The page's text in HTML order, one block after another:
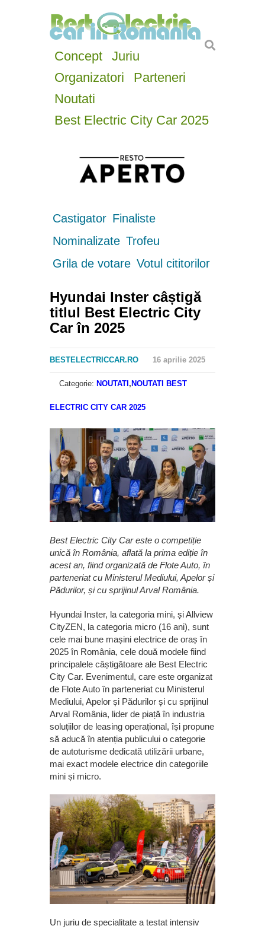
Concept
Juriu
Organizatori
Parteneri
Noutati
Best Electric City Car 2025
Castigator Finaliste
Nominalizate Trofeu
Grila de votare Votul cititorilor
Hyundai Inster câștigă
titlul Best Electric City
Car în 2025
BESTELECTRICCAR.RO 16 aprilie 2025
Categorie: NOUTATI,NOUTATI BEST
ELECTRIC CITY CAR 2025
Best Electric City Car este o competiție
unică în România, aflată la prima ediție în
acest an, fiind organizată de Flote Auto, în
parteneriat cu Ministerul Mediului, Apelor și
Pădurilor, și cu sprijinul Arval România.
Hyundai Inster, la categoria mini, și Allview
CityZEN, la categoria micro (16 ani), sunt
cele mai bune mașini electrice de oraș în
2025 în România, cele două modele fiind
principalele câștigătoare ale Best Electric
City Car. Evenimentul, care este organizat
de Flote Auto în parteneriat cu Ministerul
Mediului, Apelor și Pădurilor și cu sprijinul
Arval România, lider de piață în industria
soluțiilor de leasing operațional, își propune
să aducă în atenția publicului o categorie
de autoturisme dedicată utilizării urbane,
mai exact modele electrice din categoriile
mini și micro.
Un juriu de specialitate a testat intensiv